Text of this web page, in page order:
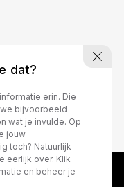
dat?
erin. Die
bijvoorbeeld
wat je invulde. Op
jouw
toch? Natuurlijk
eerlijk over. Klik
en beheer je